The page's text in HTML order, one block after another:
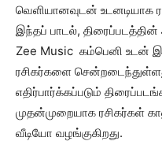
வெளியானவுடன் உடனடியாக
இந்தப் பாடல்,
Zee Music கம்பெனி உடன்
ரசிகர்களை
எதிர்பார்க்கப்படும்
முதன்முறையாக ரசிகர்கள்
வீடியோ வழங்குகிறது.